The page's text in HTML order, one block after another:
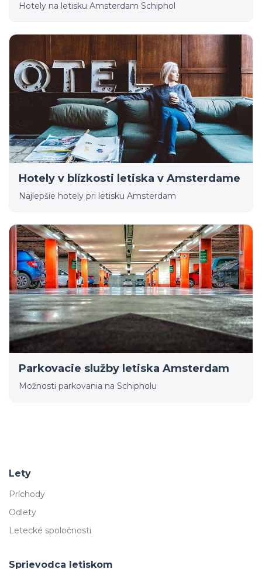
Hotely na letisku Amsterdam Schiphol
Hotely v blízkosti letiska v Amsterdame
Najlepšie hotely pri letisku Amsterdam
Parkovacie služby letiska Amsterdam
Možnosti parkovania na Schipholu
Lety
Príchody
Odlety
Letecké spoločnosti
Sprievodca letiskom